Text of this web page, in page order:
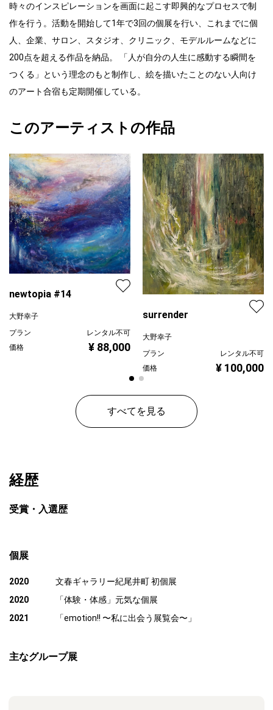
時々のインスピレーションを画面に起こす即興的なプロセスで制
作を行う。活動を開始して1年で3回の個展を行い、これまでに個
人、企業、サロン、スタジオ、クリニック、モデルルームなどに
200点を超える作品を納品。 「人が自分の人生に感動する瞬間を
つくる」という理念のもと制作し、絵を描いたことのない人向け
のアート合宿も定期開催している。
このアーティストの作品
newtopia #14
大野幸子
プラン
レンタル不可
価格
¥ 88,000
surrender
大野幸子
プラン
レンタル不可
価格
¥ 100,000
すべてを見る
経歴
受賞・入選歴
個展
2020
文春ギャラリー紀尾井町 初個展
2020
「体験・体感」元気な個展
2021
「emotion!! 〜私に出会う展覧会〜」
主なグループ展